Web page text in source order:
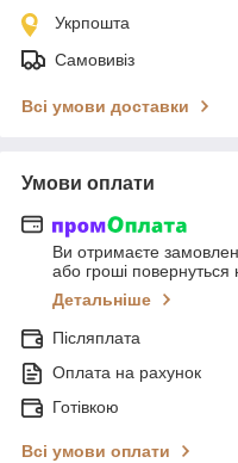
Укрпошта
Самовивіз
Всі умови доставки
Умови оплати
Ви отримаєте
або гроші повернуться
Детальніше
Післяплата
Оплата на рахунок
Готівкою
Всі умови оплати